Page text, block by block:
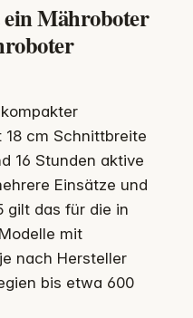
Mähroboter
18 cm Schnittbreite
16 Stunden aktive
Einsätze und
gilt das für die in
mit
nach Hersteller
bis etwa 600